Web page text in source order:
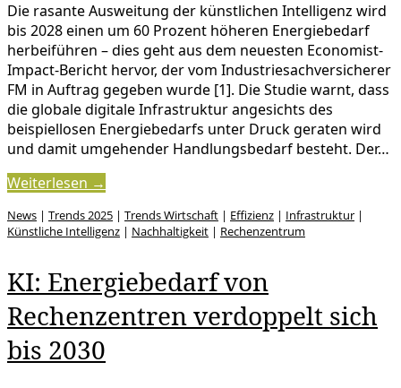
Die rasante Ausweitung der künstlichen Intelligenz wird
bis 2028 einen um 60 Prozent höheren Energiebedarf
herbeiführen – dies geht aus dem neuesten Economist-
Impact-Bericht hervor, der vom Industriesachversicherer
FM in Auftrag gegeben wurde [1]. Die Studie warnt, dass
die globale digitale Infrastruktur angesichts des
beispiellosen Energiebedarfs unter Druck geraten wird
und damit umgehender Handlungsbedarf besteht. Der…
Weiterlesen →
News | Trends 2025 | Trends Wirtschaft | Effizienz | Infrastruktur |
Künstliche Intelligenz | Nachhaltigkeit | Rechenzentrum
KI: Energiebedarf von
Rechenzentren verdoppelt sich
bis 2030